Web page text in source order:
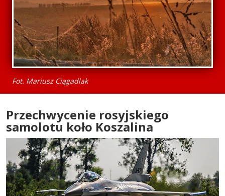
Fot. Mariusz Ciągadlak
Przechwycenie rosyjskiego
samolotu koło Koszalina